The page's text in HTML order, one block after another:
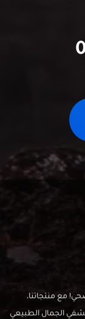
مع منتجاتنا،
الجمال الطبيعي